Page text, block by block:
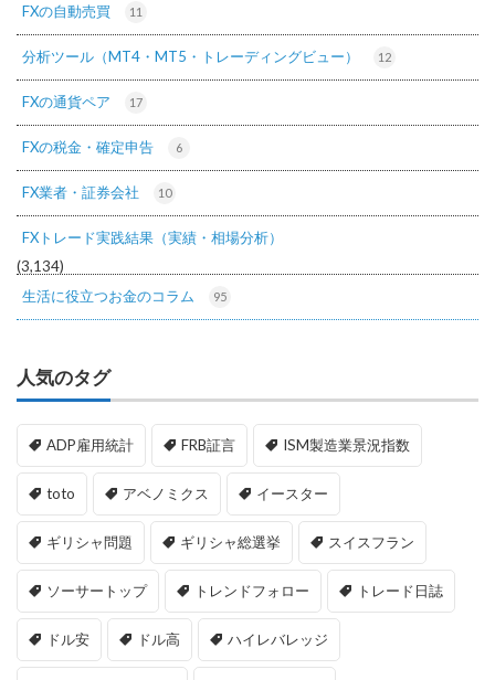
FXの自動売買 11
分析ツール（MT4・MT5・トレーディングビュー） 12
FXの通貨ペア 17
FXの税金・確定申告 6
FX業者・証券会社 10
FXトレード実践結果（実績・相場分析）
(3,134)
生活に役立つお金のコラム
95
人気のタグ
ADP雇用統計 FRB証言 ISM製造業景況指数
toto アベノミクス イースター
ギリシャ問題 ギリシャ総選挙 スイスフラン
ソーサートップ トレンドフォロー トレード日誌
ドル安 ドル高 ハイレバレッジ